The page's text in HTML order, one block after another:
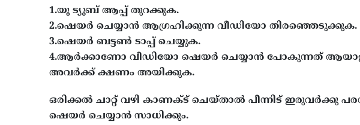
1.യൂ ട്യൂബ് ആപ്പ് തുറക്കുക.
2.ഷെയർ ചെയ്യാൻ ആഗ്രഹിക്കുന്ന വീഡിയോ തിരഞ്ഞെടുക്കുക.
3.ഷെയർ ബട്ടൺ ടാപ്പ് ചെയ്യുക.
4.ആർക്കാണോ വീ‍ഡിയോ ഷെയർ ചെയ്യാൻ പോകുന്നത്
അവർക്ക് ക്ഷണം അയിക്കുക.
ഒരിക്കൽ ചാറ്റ് വഴി കാണക്ട് ചെയ്താൽ പീന്നിട് ഇരുവർക്കു
ഷെയർ ചെയ്യാൻ സാധിക്കും.